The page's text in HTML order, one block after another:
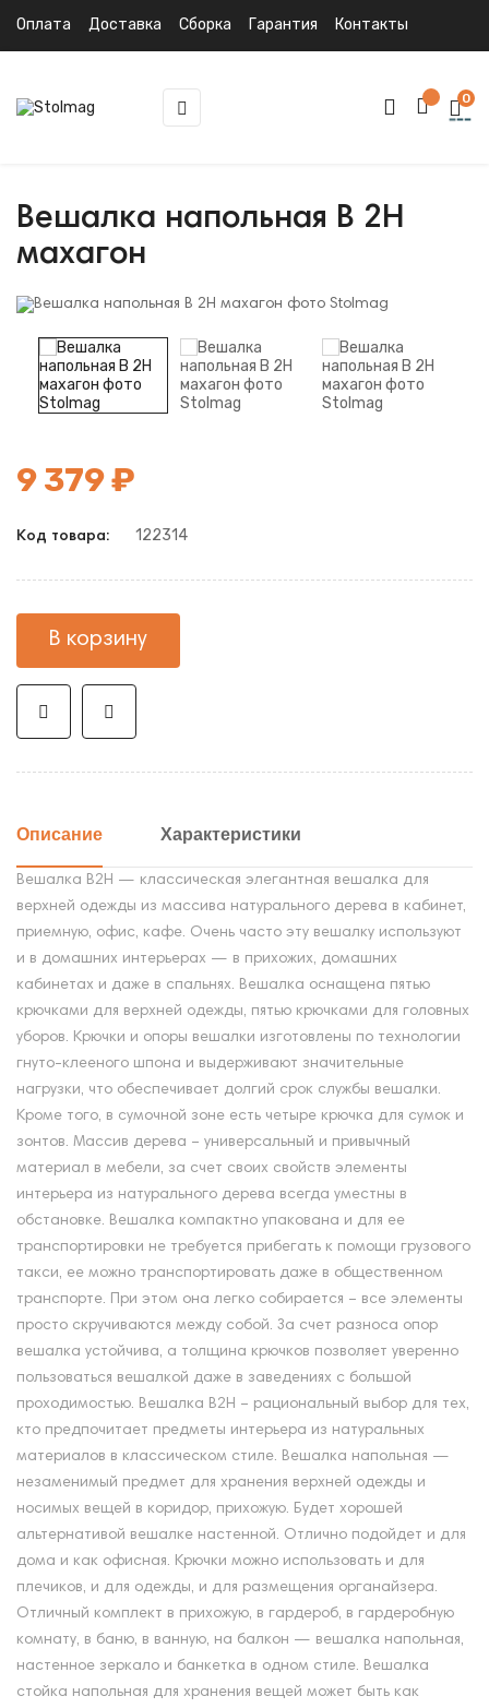
Оплата Доставка Сборка Гарантия Контакты
Toggle
navigation
☰ 0
Вешалка напольная В 2Н
махагон
9 379 ₽
Код товара: 122314
В корзину
Описание Характеристики
Вешалка В2Н — классическая элегантная вешалка для
верхней одежды из массива натурального дерева в кабинет,
приемную, офис, кафе. Очень часто эту вешалку используют
и в домашних интерьерах — в прихожих, домашних
кабинетах и даже в спальнях. Вешалка оснащена пятью
крючками для верхней одежды, пятью крючками для головных
уборов. Крючки и опоры вешалки изготовлены по технологии
гнуто-клееного шпона и выдерживают значительные
нагрузки, что обеспечивает долгий срок службы вешалки.
Кроме того, в сумочной зоне есть четыре крючка для сумок и
зонтов. Массив дерева – универсальный и привычный
материал в мебели, за счет своих свойств элементы
интерьера из натурального дерева всегда уместны в
обстановке. Вешалка компактно упакована и для ее
транспортировки не требуется прибегать к помощи грузового
такси, ее можно транспортировать даже в общественном
транспорте. При этом она легко собирается – все элементы
просто скручиваются между собой. За счет разноса опор
вешалка устойчива, а толщина крючков позволяет уверенно
пользоваться вешалкой даже в заведениях с большой
проходимостью. Вешалка В2Н – рациональный выбор для тех,
кто предпочитает предметы интерьера из натуральных
материалов в классическом стиле. Вешалка напольная —
незаменимый предмет для хранения верхней одежды и
носимых вещей в коридор, прихожую. Будет хорошей
альтернативой вешалке настенной. Отлично подойдет и для
дома и как офисная. Крючки можно использовать и для
плечиков, и для одежды, и для размещения органайзера.
Отличный комплект в прихожую, в гардероб, в гардеробную
комнату, в баню, в ванную, на балкон — вешалка напольная,
настенное зеркало и банкетка в одном стиле. Вешалка
стойка напольная для хранения вещей может быть как